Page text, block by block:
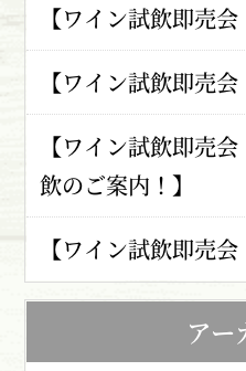
【ワイン試飲即売会
【ワイン試飲即売会
【ワイン試飲即売
飲のご案内！】
【ワイン試飲即売会
アー